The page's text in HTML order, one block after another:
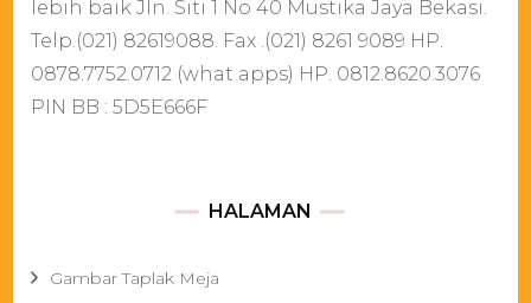
lebih baik Jln. Siti 1 No 40 Mustika Jaya Bekasi.
Telp.(021) 82619088. Fax .(021) 8261 9089 HP.
0878.7752.0712 (what apps) HP. 0812.8620.3076
PIN BB : 5D5E666F
HALAMAN
Gambar Taplak Meja